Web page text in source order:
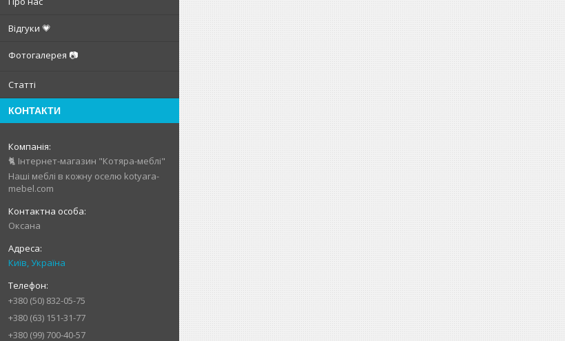
Відгуки 💗
Фотогалерея 📷
Статті
КОНТАКТИ
🐈 Інтернет-магазин "Котяра-меблі"
Наші меблі в кожну оселю kotyara-
mebel.com
Оксана
Київ, Україна
+380 (50) 832-05-75
+380 (63) 151-31-77
+380 (99) 700-40-57